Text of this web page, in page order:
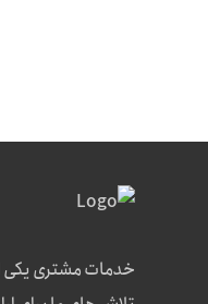
خدمات مشتری یکی